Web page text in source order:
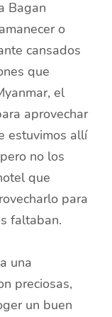
Bagan
o
cansados
que
el
aprovechar
estuvimos allí
no los
que
para
faltaban.
una
preciosas,
un buen